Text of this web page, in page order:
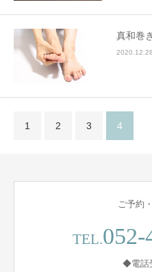
真和巻
2020.12.28
1 2 3 4
ご予約
TEL.052-
◆電話